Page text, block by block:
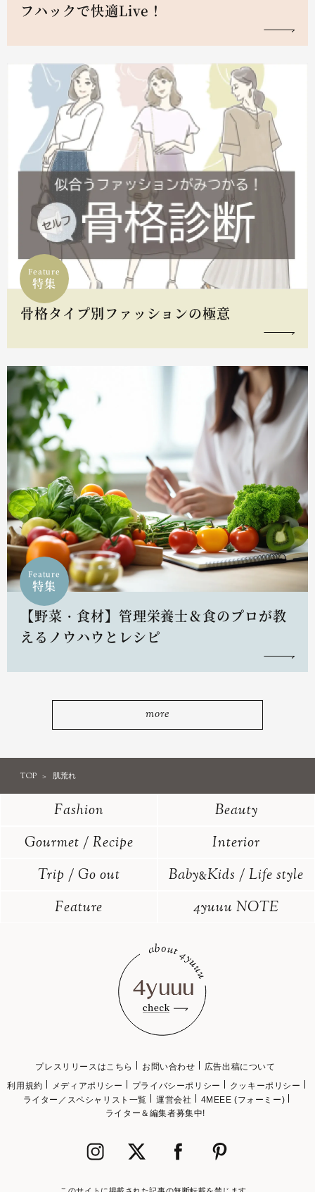
フハックで快適Live！
Feature
特集
骨格タイプ別ファッションの極意
Feature
特集
【野菜・食材】管理栄養士＆食のプロが教
えるノウハウとレシピ
more
TOP 肌荒れ
Fashion
Beauty
Gourmet / Recipe
Interior
Trip / Go out
Baby&Kids / Life style
Feature
4yuuu NOTE
プレスリリースはこちら お問い合わせ
広告出稿について
利用規約
メディアポリシー プライバシーポリシー
クッキーポリシー
ライター／スペシャリスト一覧
運営会社
4MEEE (フォーミー)
ライター＆編集者募集中!